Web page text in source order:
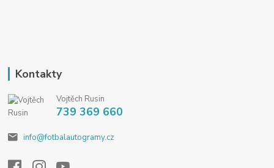
Kontakty
Vojtěch Rusin
739 369 660
info@fotbalautogramy.cz